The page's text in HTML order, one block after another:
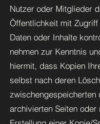
Nutzer oder Mitglieder
Öffentlichkeit mit
Daten oder Inhalte
nehmen zur Kenntnis
hiermit, dass Kopien
selbst nach deren
zwischengespeicherten
archivierten Seiten oder